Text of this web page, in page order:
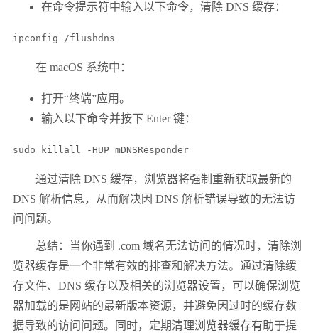
在命令提示符中输入以下命令，清除 DNS 缓存：
ipconfig /flushdns
在 macOS 系统中：
打开“终端”应用。
输入以下命令并按下 Enter 键：
sudo killall -HUP mDNSResponder
通过清除 DNS 缓存，浏览器将强制重新获取最新的
DNS 解析信息，从而解决因 DNS 解析错误导致的无法访
问问题。
总结：当你遇到 .com 域名无法访问的情况时，清除浏
览器缓存是一个非常有效的排查和解决方法。通过清除缓
存文件、DNS 缓存以及相关的浏览器设置，可以确保浏览
器加载的是网站的最新版本资源，并避免因过时的缓存数
据导致的访问问题。同时，定期清理浏览器缓存有助于提